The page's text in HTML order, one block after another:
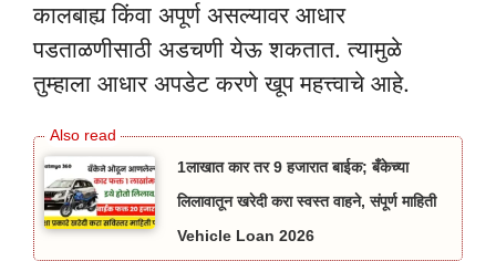
कालबाह्य किंवा अपूर्ण असल्यावर आधार
पडताळणीसाठी अडचणी येऊ शकतात. त्यामुळे
तुम्हाला आधार अपडेट करणे खूप महत्त्वाचे आहे.
1लाखात कार तर 9 हजारात बाईक; बँकेच्या
लिलावातून खरेदी करा स्वस्त वाहने, संपूर्ण माहिती
Vehicle Loan 2026